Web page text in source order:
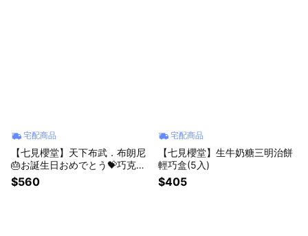
宅配商品
【七見櫻堂】天下布武．布朗尼
🎂お誕生日おめでとう💝巧克力
蛋糕
$560
宅配商品
【七見櫻堂】生牛奶糖三明治餅
輕巧盒(5入)
$405